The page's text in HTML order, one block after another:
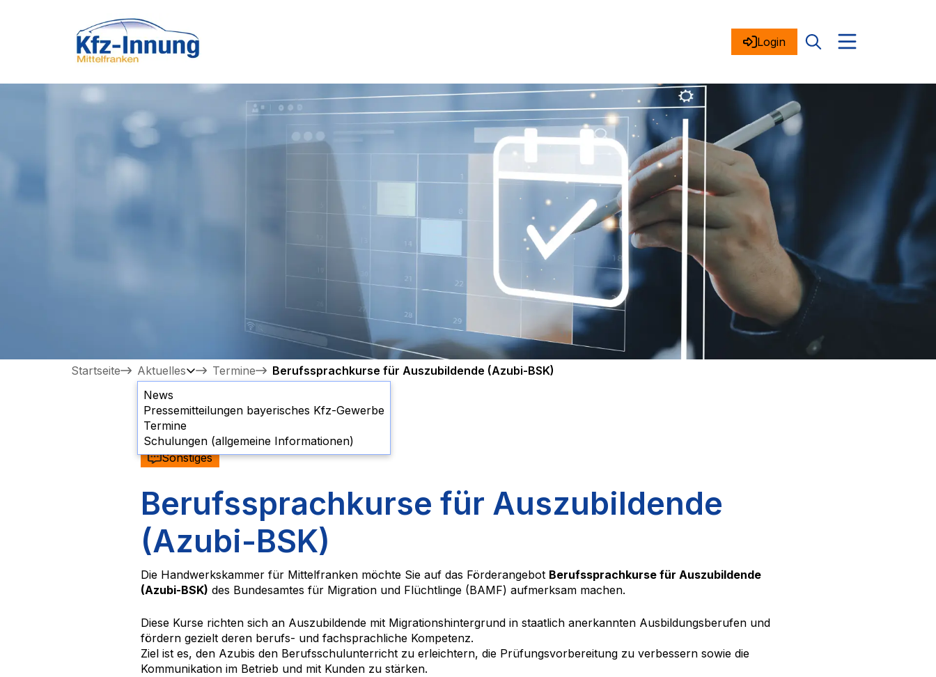
Login
Startseite
Aktuelles
News
Pressemitteilungen bayerisches Kfz-Gewerbe
Termine
Schulungen (allgemeine Informationen)
Termine Berufssprachkurse für Auszubildende (Azubi-BSK)
Berufssprachkurse für Auszubildende
(Azubi-BSK)
Sonstiges
Die Handwerkskammer für Mittelfranken möchte Sie auf das Förderangebot Berufssprachkurse für Auszubildende
(Azubi-BSK) des Bundesamtes für Migration und Flüchtlinge (BAMF) aufmerksam machen.
Diese Kurse richten sich an Auszubildende mit Migrationshintergrund in staatlich anerkannten Ausbildungsberufen und
fördern gezielt deren berufs- und fachsprachliche Kompetenz.
Ziel ist es, den Azubis den Berufsschulunterricht zu erleichtern, die Prüfungsvorbereitung zu verbessern sowie die
Kommunikation im Betrieb und mit Kunden zu stärken.